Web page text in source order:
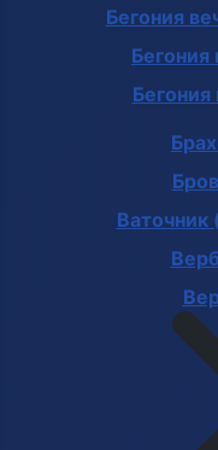
Бегония
Бегония
Бегония
Ваточник